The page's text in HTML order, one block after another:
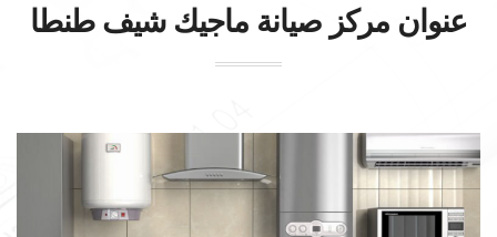
عنوان مركز صيانة ماجيك شيف طنطا